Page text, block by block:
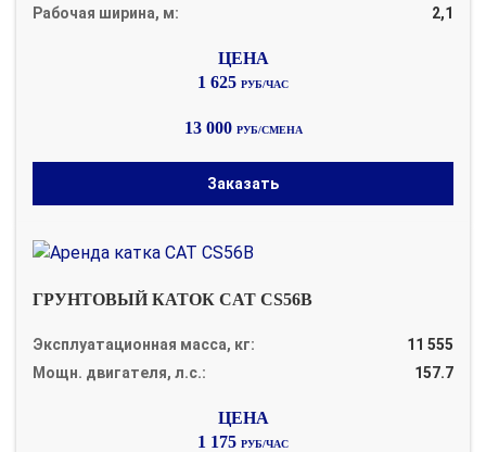
Рабочая ширина, м:
2,1
1 625 РУБ/ЧАС
13 000 РУБ/СМЕНА
Заказать
ГРУНТОВЫЙ КАТОК CAT CS56B
Эксплуатационная масса, кг:
11 555
Мощн. двигателя, л.с.:
157.7
1 175 РУБ/ЧАС